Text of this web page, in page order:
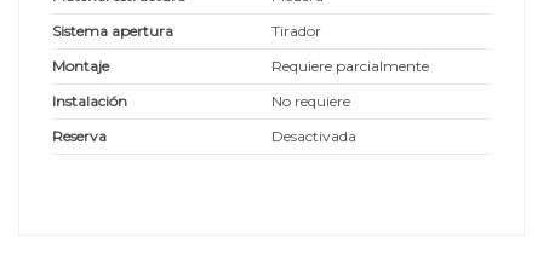
Sistema apertura
Tirador
Montaje
Requiere parcialmente
Instalación
No requiere
Reserva
Desactivada